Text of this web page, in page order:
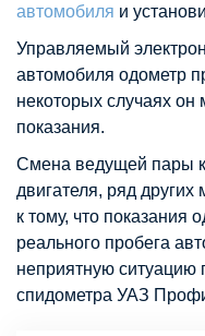
автомобиля и
Управляемый
автомобиля одометр
некоторых случаях
показания.
Смена ведущей пары
двигателя, ряд
к тому, что показания
реального пробега
неприятную ситуацию
спидометра УАЗ